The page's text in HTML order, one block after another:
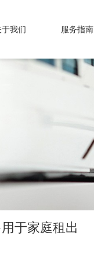
于我们 服务指南
于家庭租出